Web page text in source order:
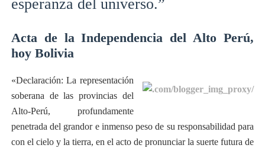
esperanza del universo.”
Acta de la Independencia del Alto Perú,
hoy Bolivia
«Declaración: La representación
soberana de las provincias del
Alto-Perú, profundamente
penetrada del grandor e inmenso peso de su responsabilidad para
con el cielo y la tierra, en el acto de pronunciar la suerte futura de